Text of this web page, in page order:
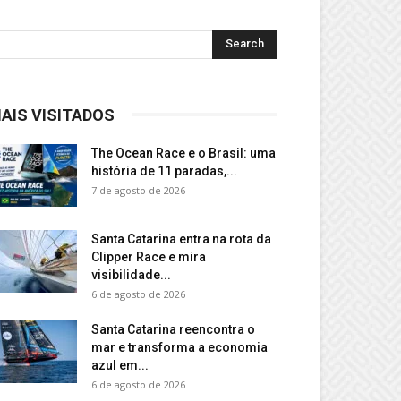
VISITADOS
The Ocean Race e o Brasil: uma
história de 11 paradas,...
7 de agosto de 2026
Santa Catarina entra na rota da
Clipper Race e mira
visibilidade...
6 de agosto de 2026
Santa Catarina reencontra o
mar e transforma a economia
azul em...
6 de agosto de 2026